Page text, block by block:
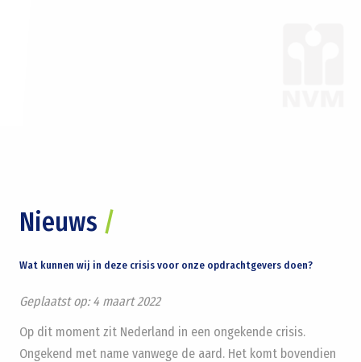
Nieuws /
Wat kunnen wij in deze crisis voor onze opdrachtgevers doen?
Geplaatst op:4 maart 2022
Op dit moment zit Nederland in een ongekende crisis.
Ongekend met name vanwege de aard. Het komt bovendien